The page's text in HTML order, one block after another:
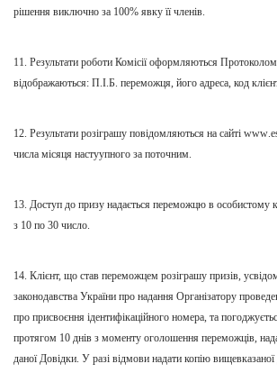
рішення виключно за 100% явку її членів.
11. Результати роботи Комісії оформляються
відображаються: П.І.Б. переможця, його адреса, код
12. Результати розіграшу повідомляються на сайті www
числа місяця настуупного за поточним.
13. Доступ до призу надається переможцю в особистому
з 10 по 30 число.
14. Клієнт, що став переможцем розіграшу призів,
законодавства України про надання Організатору
про присвоєння ідентифікаційного номера, та
протягом 10 днів з моменту оголошення переможців,
даної Довідки. У разі відмови надати копію